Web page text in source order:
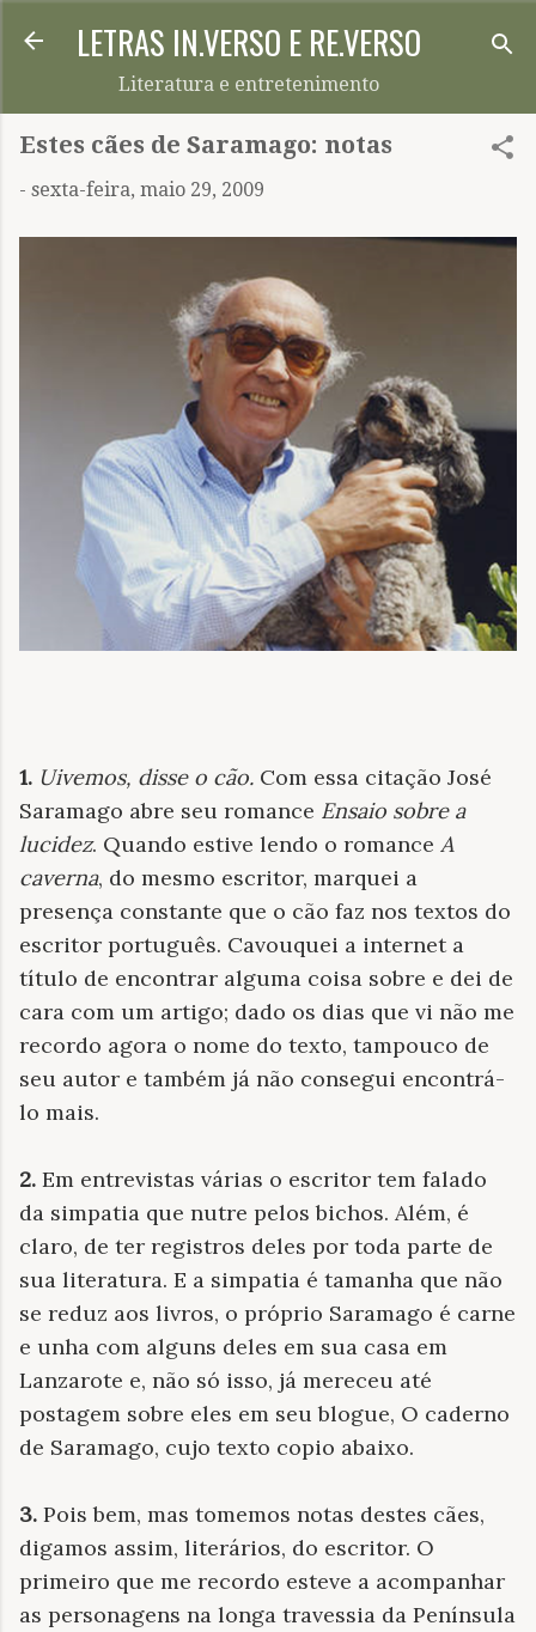
Pular para o conteúdo principal
LETRAS IN.VERSO E RE.VERSO
Literatura e entretenimento
Estes cães de Saramago: notas
- sexta-feira, maio 29, 2009
1. Uivemos, disse o cão. Com essa citação José
Saramago abre seu romance Ensaio sobre a
lucidez. Quando estive lendo o romance A
caverna, do mesmo escritor, marquei a
presença constante que o cão faz nos textos do
escritor português. Cavouquei a internet a
título de encontrar alguma coisa sobre e dei de
cara com um artigo; dado os dias que vi não me
recordo agora o nome do texto, tampouco de
seu autor e também já não consegui encontrá-
lo mais.
2. Em entrevistas várias o escritor tem falado
da simpatia que nutre pelos bichos. Além, é
claro, de ter registros deles por toda parte de
sua literatura. E a simpatia é tamanha que não
se reduz aos livros, o próprio Saramago é carne
e unha com alguns deles em sua casa em
Lanzarote e, não só isso, já mereceu até
postagem sobre eles em seu blogue, O caderno
de Saramago, cujo texto copio abaixo.
3. Pois bem, mas tomemos notas destes cães,
digamos assim, literários, do escritor. O
primeiro que me recordo esteve a acompanhar
as personagens na longa travessia da Península